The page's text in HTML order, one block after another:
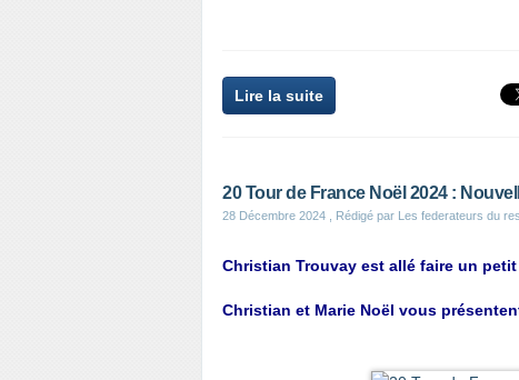
Lire la suite
20 Tour de France Noël 2024 :
28 Décembre 2024 , Rédigé par Les federateurs du
Christian Trouvay est allé faire un
Christian et Marie Noël vous